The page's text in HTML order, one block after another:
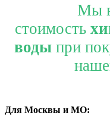
Мы
стоимость
воды при
Для Москвы и МО: